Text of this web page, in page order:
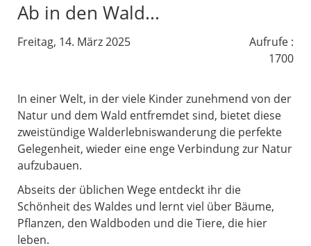
Ab in den Wald...
Freitag, 14. März 2025 Aufrufe :
1700
In einer Welt, in der viele Kinder zunehmend von der
Natur und dem Wald entfremdet sind, bietet diese
zweistündige Walderlebniswanderung die perfekte
Gelegenheit, wieder eine enge Verbindung zur Natur
aufzubauen.
Abseits der üblichen Wege entdeckt ihr die
Schönheit des Waldes und lernt viel über Bäume,
Pflanzen, den Waldboden und die Tiere, die hier
leben.